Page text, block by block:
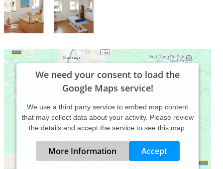
We need your consent to load the
Google Maps service!
We use a third party service to embed map content
that may collect data about your activity. Please review
the details and accept the service to see this map.
More Information Accept